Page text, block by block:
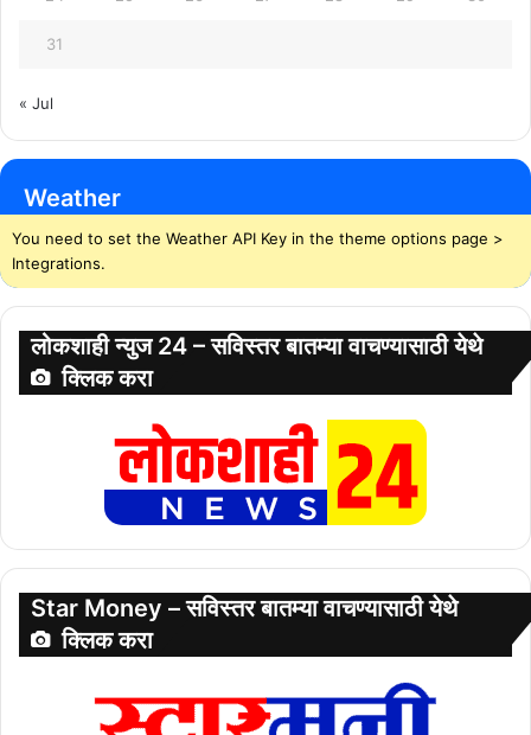
31
« Jul
Weather
You need to set the Weather API Key in the theme options page >
Integrations.
लोकशाही न्युज 24 – सविस्तर बातम्या वाचण्यासाठी येथे
क्लिक करा
Star Money – सविस्तर बातम्या वाचण्यासाठी येथे
क्लिक करा